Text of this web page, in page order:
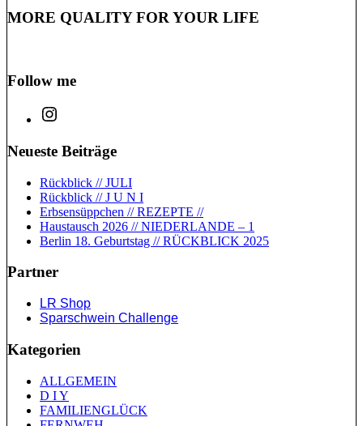
MORE QUALITY FOR YOUR LIFE
Follow me
Neueste Beiträge
Rückblick // JULI
Rückblick // J U N I
Erbsensüppchen // REZEPTE //
Haustausch 2026 // NIEDERLANDE – 1
Berlin 18. Geburtstag // RÜCKBLICK 2025
Partner
LR Shop
Sparschwein Challenge
Kategorien
ALLGEMEIN
D I Y
FAMILIENGLÜCK